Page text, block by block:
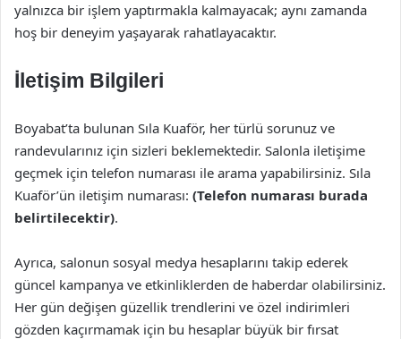
yalnızca bir işlem yaptırmakla kalmayacak; aynı zamanda
hoş bir deneyim yaşayarak rahatlayacaktır.
İletişim Bilgileri
Boyabat’ta bulunan Sıla Kuaför, her türlü sorunuz ve
randevularınız için sizleri beklemektedir. Salonla iletişime
geçmek için telefon numarası ile arama yapabilirsiniz. Sıla
Kuaför’ün iletişim numarası: (Telefon numarası burada
belirtilecektir).
Ayrıca, salonun sosyal medya hesaplarını takip ederek
güncel kampanya ve etkinliklerden de haberdar olabilirsiniz.
Her gün değişen güzellik trendlerini ve özel indirimleri
gözden kaçırmamak için bu hesaplar büyük bir fırsat